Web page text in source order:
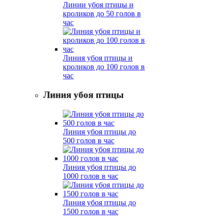
Линии убоя птицы и
кроликов до 50 голов в
час
Линия убоя птицы и
кроликов до 100 голов в
час
Линия убоя птицы
Линия убоя птицы до
500 голов в час
Линия убоя птицы до
1000 голов в час
Линия убоя птицы до
1500 голов в час